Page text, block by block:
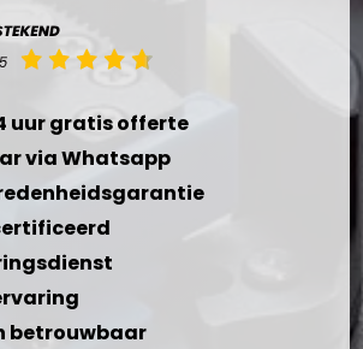
uur gratis offerte
via Whatsapp
betrouwbaar